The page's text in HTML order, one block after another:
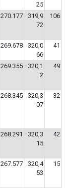
25
270.177
319,9
72
106
269.678
320,0
66
41
269.355
320,1
2
49
268.345
320,3
07
32
268.291
320,3
15
42
267.577
320,4
53
15